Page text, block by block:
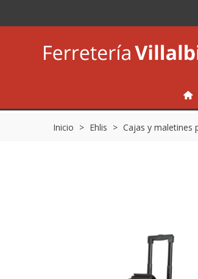
Inicio > Ehlis > Cajas y maletines